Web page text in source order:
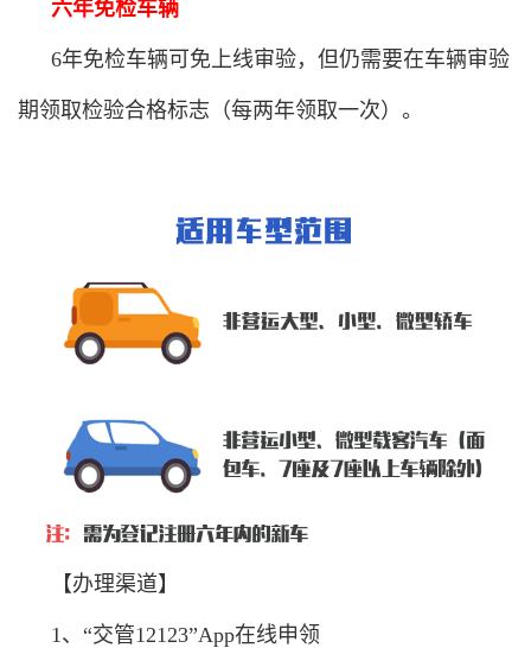
六年免检车辆
6年免检车辆可免上线审验，但仍需要在车辆审验
期领取检验合格标志（每两年领取一次）。
【办理渠道】
1、“交管12123”App在线申领